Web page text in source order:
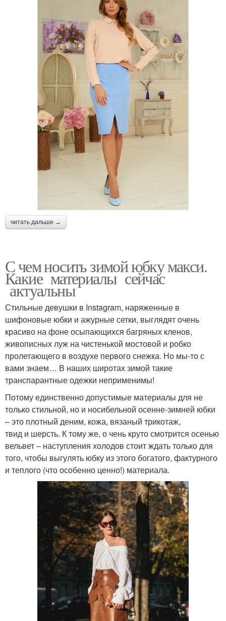
читать дальше →
С чем носить зимой юбку макси.
Какие материалы сейчас
актуальны
Стильные девушки в Instagram, наряженные в
шифоновые юбки и ажурные сетки, выглядят очень
красиво на фоне осыпающихся багряных кленов,
живописных луж на чистенькой мостовой и робко
пролетающего в воздухе первого снежка. Но мы-то с
вами знаем… В наших широтах зимой такие
транспарантные одежки неприменимы!
Потому единственно допустимые материалы для не
только стильной, но и носибельной осенне-зимней юбки
– это плотный деним, кожа, вязаный трикотаж,
твид и шерсть. К тому же, о чень круто смотрится осенью
вельвет – наступления холодов стоит ждать только для
того, чтобы выгулять юбку из этого богатого, фактурного
и теплого (что особенно ценно!) материала.